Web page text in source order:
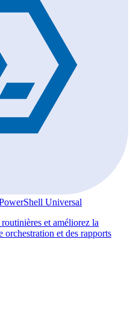
Universal
et améliorez la
orchestration et des rapports